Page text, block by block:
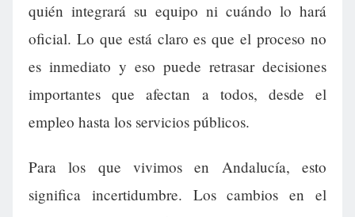
quién integrará su equipo ni cuándo lo hará
oficial. Lo que está claro es que el proceso no
es inmediato y eso puede retrasar decisiones
importantes que afectan a todos, desde el
empleo hasta los servicios públicos.
Para los que vivimos en Andalucía, esto
significa incertidumbre. Los cambios en el